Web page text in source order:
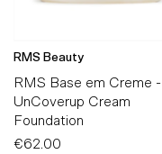
RMS Beauty
RMS Base em Creme -
UnCoverup Cream
Foundation
Preço
€62.00